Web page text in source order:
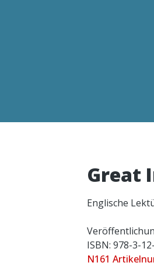
Great
Englische
ISBN: 978-3-
N161